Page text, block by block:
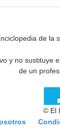
de la
y no sustituye
de un
© El